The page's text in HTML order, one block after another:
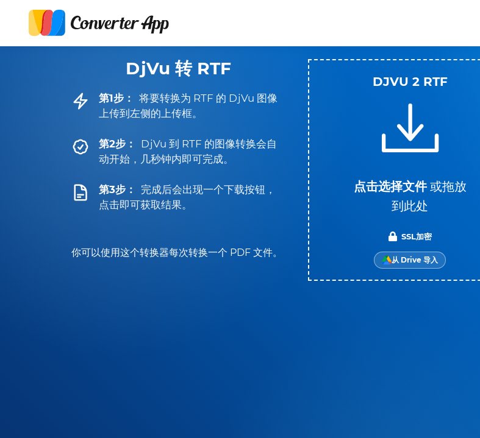
DjVu 转 RTF
第1步：
将要转换为 RTF 的 DjVu 图像
上传到左侧的上传框。
第2步：
DjVu 到 RTF 的图像转换会自
动开始，几秒钟内即可完成。
第3步：
完成后会出现一个下载按钮，
点击即可获取结果。
你可以使用这个转换器每次转换一个 PDF 文件。
DJVU 2 RTF
点击选择文件 或拖放
到此处
SSL加密
从 Drive 导入